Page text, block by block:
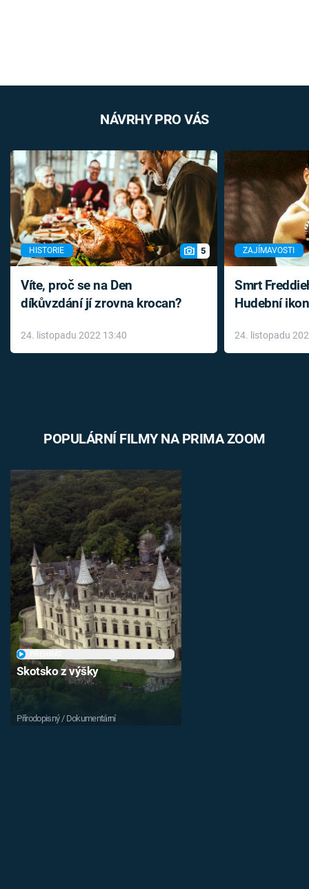
NÁVRHY PRO VÁS
HISTORIE 5
Víte, proč se na Den
díkůvzdání jí zrovna krocan?
24. listopadu 2022 13:40
ZAJÍMAVOSTI
Smrt
Hudební
léky
24. listopadu
POPULÁRNÍ FILMY NA PRIMA ZOOM
Skotsko z výšky
Přírodopisný / Dokumentární